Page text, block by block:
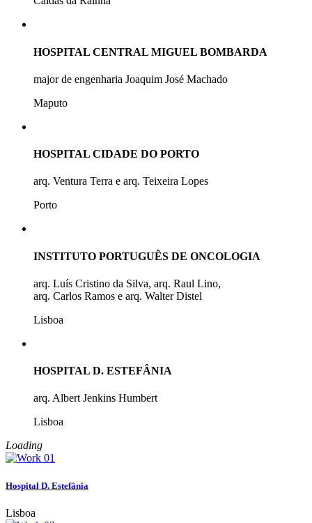
HOSPITAL CENTRAL MIGUEL BOMBARDA
major de engenharia Joaquim José Machado
Maputo
HOSPITAL CIDADE DO PORTO
arq. Ventura Terra e arq. Teixeira Lopes
Porto
INSTITUTO PORTUGUÊS DE ONCOLOGIA
arq. Luís Cristino da Silva, arq. Raul Lino,
arq. Carlos Ramos e arq. Walter Distel
Lisboa
HOSPITAL D. ESTEFÂNIA
arq. Albert Jenkins Humbert
Lisboa
Loading
Hospital D. Estefânia
Lisboa